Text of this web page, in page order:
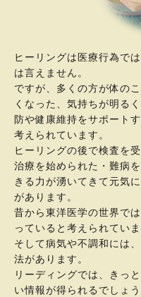
ヒーリングは医療行為で
は言えません。
ですが、多くの方が体の
くなった、気持ちが明る
防や健康維持をサポートす
考えられています。
ヒーリングの後で検査を
治療を始められた・難病
きる力が湧いてきて元気
があります。
昔から東洋医学の世界で
っていると考えられていま
そして病気や不調和には
法があります。
リーディングでは、きっ
い情報が得られるでしょう